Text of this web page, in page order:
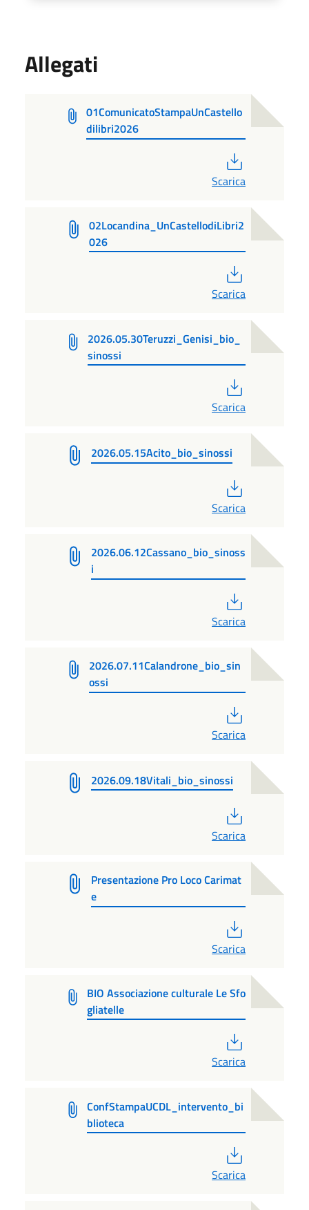
Allegati
01ComunicatoStampaUnCastello
dilibri2026
Scarica
02Locandina_UnCastellodiLibri2
026
Scarica
2026.05.30Teruzzi_Genisi_bio_
sinossi
Scarica
2026.05.15Acito_bio_sinossi
Scarica
2026.06.12Cassano_bio_sinoss
i
Scarica
2026.07.11Calandrone_bio_sin
ossi
Scarica
2026.09.18Vitali_bio_sinossi
Scarica
Presentazione Pro Loco Carimat
e
Scarica
BIO Associazione culturale Le Sfo
gliatelle
Scarica
ConfStampaUCDL_intervento_bi
blioteca
Scarica